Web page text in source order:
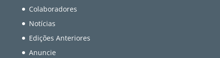
Colaboradores
Notícias
Edições Anteriores
Anuncie